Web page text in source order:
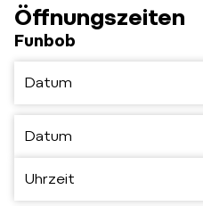
Öffnungszeiten
Funbob
Datum
Datum
Uhrzeit